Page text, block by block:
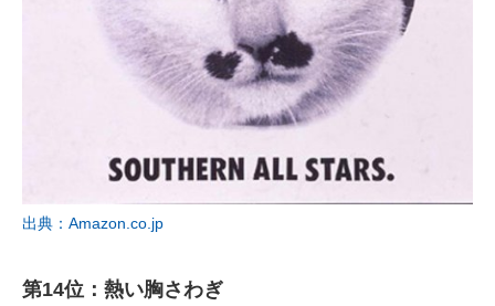
出典：Amazon.co.jp
第14位：熱い胸さわぎ